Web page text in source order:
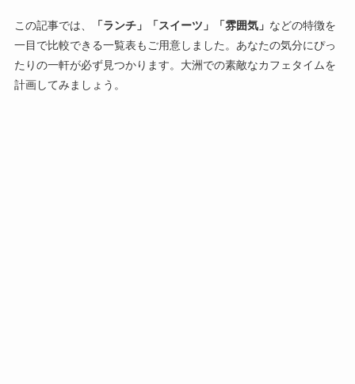
この記事では、 「ランチ」「スイーツ」「雰囲気」 などの特徴を
一目で比較できる一覧表もご用意しました。あなたの気分にぴっ
たりの一軒が必ず見つかります。大洲での素敵なカフェタイムを
計画してみましょう。